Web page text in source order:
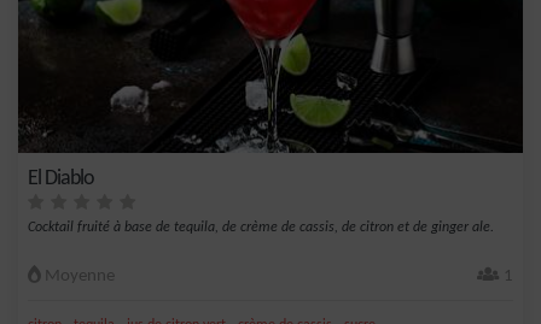
El Diablo
Cocktail fruité à base de tequila, de crème de cassis, de citron et de ginger ale.
Moyenne 1